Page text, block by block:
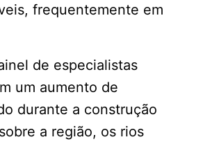
frequentemente em
de especialistas
um aumento de
durante a construção
a região, os rios